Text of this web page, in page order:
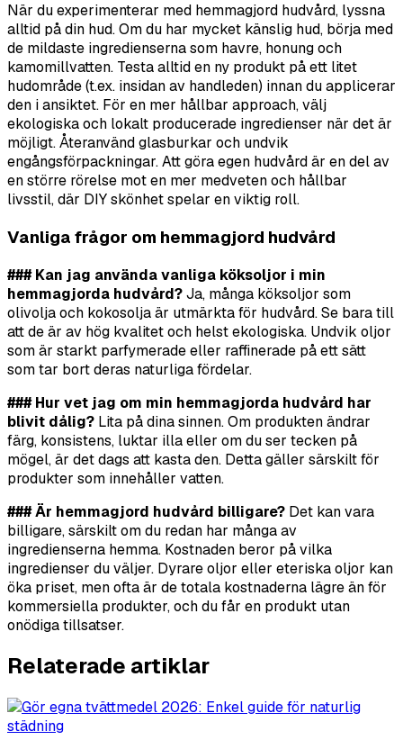
När du experimenterar med hemmagjord hudvård, lyssna
alltid på din hud. Om du har mycket känslig hud, börja med
de mildaste ingredienserna som havre, honung och
kamomillvatten. Testa alltid en ny produkt på ett litet
hudområde (t.ex. insidan av handleden) innan du applicerar
den i ansiktet. För en mer hållbar approach, välj
ekologiska och lokalt producerade ingredienser när det är
möjligt. Återanvänd glasburkar och undvik
engångsförpackningar. Att göra egen hudvård är en del av
en större rörelse mot en mer medveten och hållbar
livsstil, där DIY skönhet spelar en viktig roll.
Vanliga frågor om hemmagjord hudvård
### Kan jag använda vanliga köksoljor i min
hemmagjorda hudvård?Ja, många köksoljor som
olivolja och kokosolja är utmärkta för hudvård. Se bara till
att de är av hög kvalitet och helst ekologiska. Undvik oljor
som är starkt parfymerade eller raffinerade på ett sätt
som tar bort deras naturliga fördelar.
### Hur vet jag om min hemmagjorda hudvård har
blivit dålig? Lita på dina sinnen. Om produkten ändrar
färg, konsistens, luktar illa eller om du ser tecken på
mögel, är det dags att kasta den. Detta gäller särskilt för
produkter som innehåller vatten.
### Är hemmagjord hudvård billigare? Det kan vara
billigare, särskilt om du redan har många av
ingredienserna hemma. Kostnaden beror på vilka
ingredienser du väljer. Dyrare oljor eller eteriska oljor kan
öka priset, men ofta är de totala kostnaderna lägre än för
kommersiella produkter, och du får en produkt utan
onödiga tillsatser.
Relaterade artiklar